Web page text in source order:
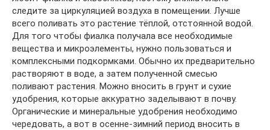
следите за циркуляцией воздуха в помещении. Лучше
всего поливать это растение тёплой, отстоянной водой.
Для того чтобы фиалка получала все необходимые
вещества и микроэлементы, нужно пользоваться и
комплексными подкормками. Обычно их предварительно
растворяют в воде, а затем полученной смесью
поливают растения. Можно вносить в грунт и сухие
удобрения, которые аккуратно заделывают в почву.
Органические и минеральные удобрения необходимо
чередовать, а вот в осенне-зимний период вносить в